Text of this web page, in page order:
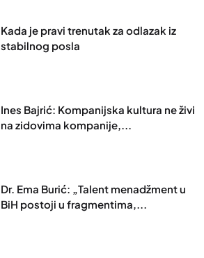
Kada je pravi trenutak za odlazak iz
stabilnog posla
Ines Bajrić: Kompanijska kultura ne živi
na zidovima kompanije,...
Dr. Ema Burić: „Talent menadžment u
BiH postoji u fragmentima,...